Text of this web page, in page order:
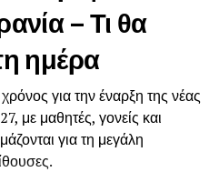
– Τι θα
ημέρα
για την έναρξη της νέας
με μαθητές, γονείς και
για τη μεγάλη